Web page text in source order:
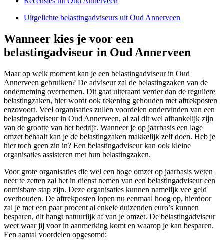
Uitgelichte belastingadviseurs uit Oud Annerveen
Wanneer kies je voor een
belastingadviseur in Oud Annerveen
Maar op welk moment kan je een belastingadviseur in Oud
Annerveen gebruiken? De adviseur zal de belastingzaken van de
onderneming overnemen. Dit gaat uiteraard verder dan de reguliere
belastingzaken, hier wordt ook rekening gehouden met aftrekposten
enzovoort. Veel organisaties zullen voordelen ondervinden van een
belastingadviseur in Oud Annerveen, al zal dit wel afhankelijk zijn
van de grootte van het bedrijf. Wanneer je op jaarbasis een lage
omzet behaalt kan je de belastingzaken makkelijk zelf doen. Heb je
hier toch geen zin in? Een belastingadviseur kan ook kleine
organisaties assisteren met hun belastingzaken.
Voor grote organisaties die wel een hoge omzet op jaarbasis weten
neer te zetten zal het in dienst nemen van een belastingadviseur een
onmisbare stap zijn. Deze organisaties kunnen namelijk vee geld
overhouden. De aftrekposten lopen nu eenmaal hoog op, hierdoor
zal je met een paar procent al enkele duizenden euro’s kunnen
besparen, dit hangt natuurlijk af van je omzet. De belastingadviseur
weet waar jij voor in aanmerking komt en waarop je kan besparen.
Een aantal voordelen opgesomd: